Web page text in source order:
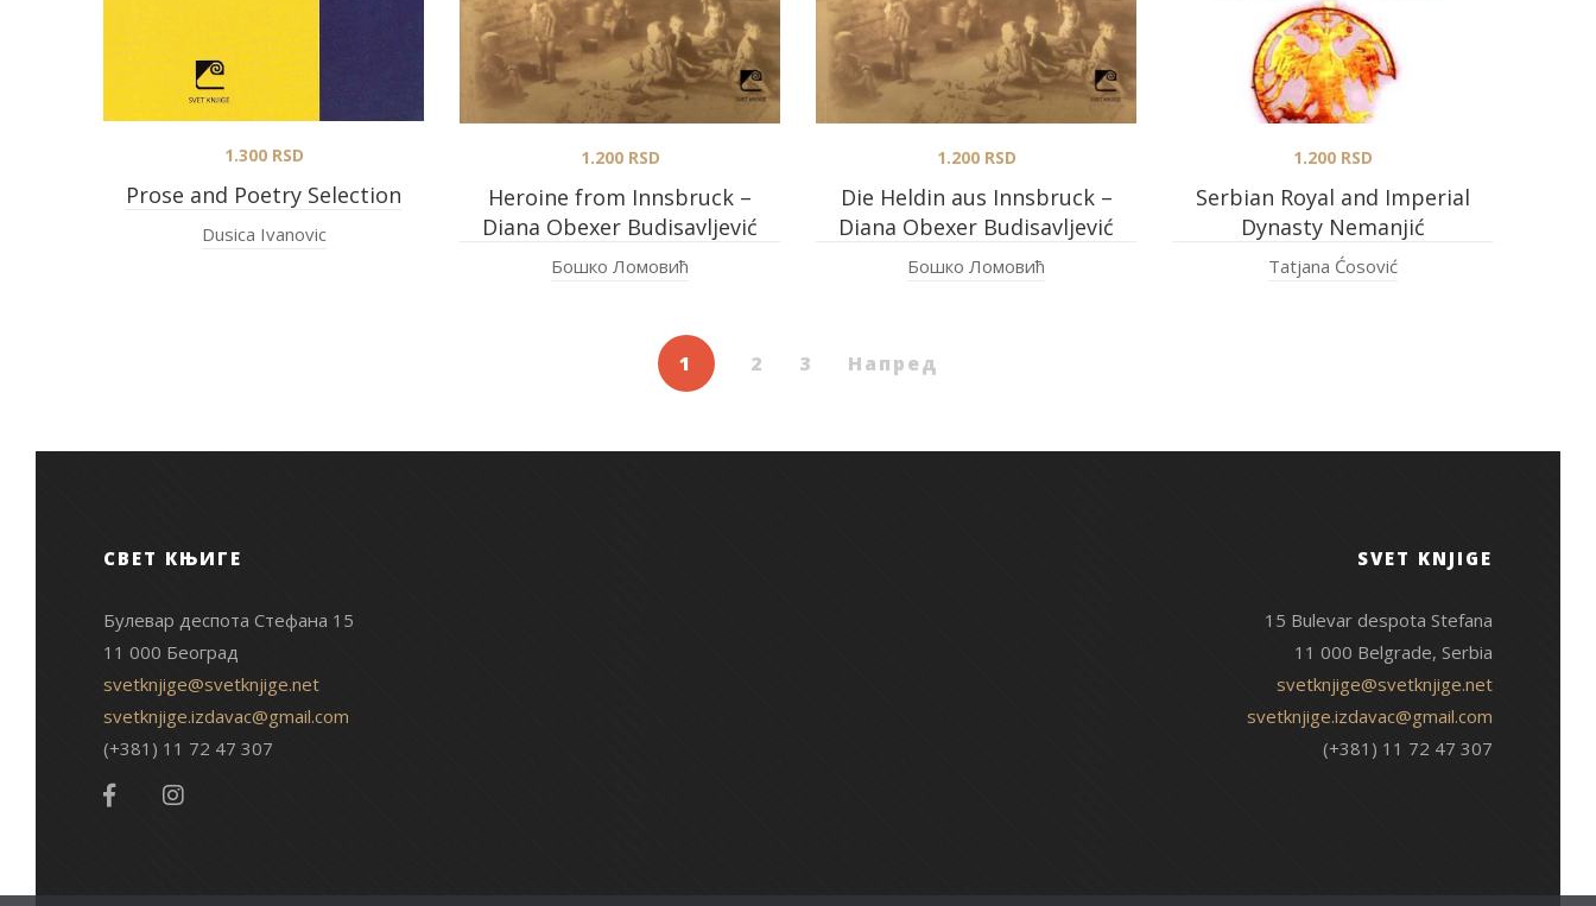
Prose and Poetry Selection
1.300RSD
Dusica Ivanovic
Heroine from Innsbruck –
Diana Obexer Budisavljević
1.200RSD
Бошко Ломовић
Die Heldin aus Innsbruck –
Diana Obexer Budisavljević
1.200RSD
Бошко Ломовић
Serbian Royal and Imperial
Dynasty Nemanjić
1.200RSD
Tatjana Ćosović
1 2 3 Напред
СВЕТ КЊИГЕ
Булевар деспота Стефана 15
11 000 Београд
svetknjige@svetknjige.net
svetknjige.izdavac@gmail.com
(+381) 11 72 47 307
SVET KNJIGE
15 Bulevar despota Stefana
11 000 Belgrade, Serbia
svetknjige@svetknjige.net
svetknjige.izdavac@gmail.com
(+381) 11 72 47 307